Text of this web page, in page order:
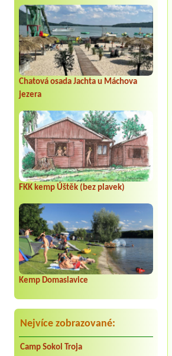
Chatová osada Jachta u Máchova
jezera
FKK kemp Úštěk (bez plavek)
Kemp Domaslavice
Nejvíce zobrazované:
Camp Sokol Troja